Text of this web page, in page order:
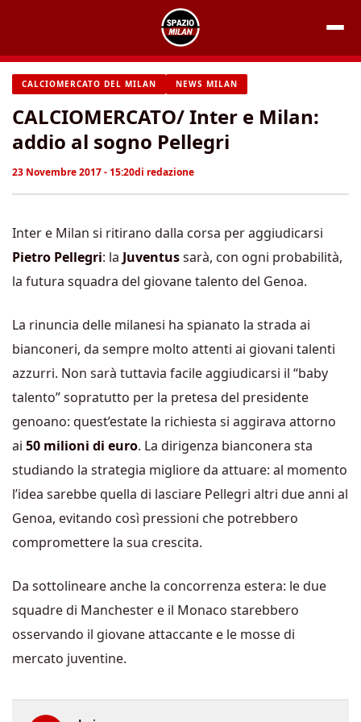
contenuto
CALCIOMERCATO DEL MILAN NEWS MILAN
CALCIOMERCATO/ Inter e Milan:
addio al sogno Pellegri
23 Novembre 2017 - 15:20di redazione
Inter e Milan si ritirano dalla corsa per aggiudicarsi
Pietro Pellegri: la Juventussarà, con ogni probabilità,
la futura squadra del giovane talento del Genoa.
La rinuncia delle milanesi ha spianato la strada ai
bianconeri, da sempre molto attenti ai giovani talenti
azzurri. Non sarà tuttavia facile aggiudicarsi il “baby
talento” sopratutto per la pretesa del presidente
genoano: quest’estate la richiesta si aggirava attorno
ai 50 milioni di euro. La dirigenza bianconera sta
studiando la strategia migliore da attuare: al momento
l’idea sarebbe quella di lasciare Pellegri altri due anni al
Genoa, evitando così pressioni che potrebbero
compromettere la sua crescita.
Da sottolineare anche la concorrenza estera: le due
squadre di Manchester e il Monaco starebbero
osservando il giovane attaccante e le mosse di
mercato juventine.